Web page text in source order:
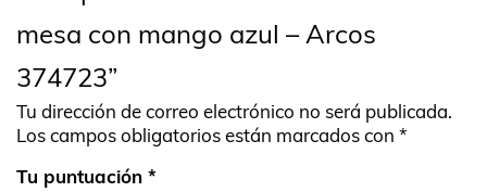
mesa con mango azul – Arcos
374723”
Tu dirección de correo electrónico no será publicada.
Los campos obligatorios están marcados con *
Tu puntuación *